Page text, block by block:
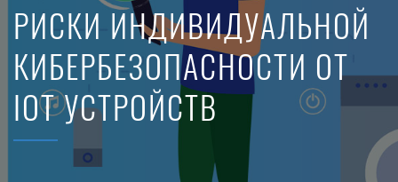
РИСКИ ИНДИВИДУАЛЬНОЙ
КИБЕРБЕЗОПАСНОСТИ ОТ
IOT УСТРОЙСТВ